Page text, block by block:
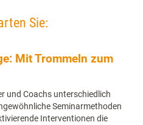
Sie:
Mit Trommeln zum
und Coachs unterschiedlich
Seminarmethoden
Interventionen die